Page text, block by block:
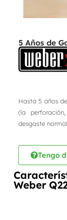
5 Años de
Hasta 5 años
(la
desgaste
Tengo
Weber